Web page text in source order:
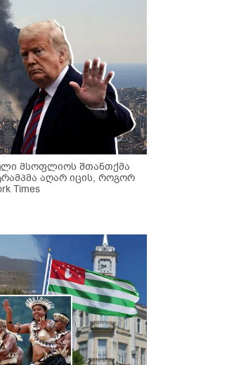
მსოფლიოს შთანთქმა
აღარ იცის, როგორ
Times